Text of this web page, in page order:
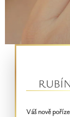
Váš nově